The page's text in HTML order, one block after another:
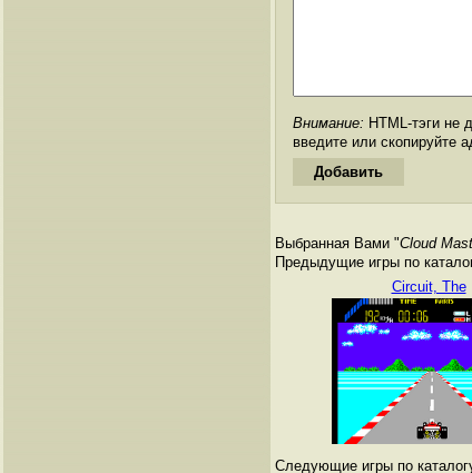
Внимание: HTML-тэги не
введите или скопируйте
Выбранная Вами "Cloud
Предыдущие игры по
Circuit, The
Следующие игры по